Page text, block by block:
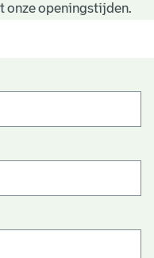
onze openingstijden.